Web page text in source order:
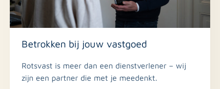
ramen.
Een groot pluspunt bevindt zich aan de achterzijde van
tuin en oprit toegankelijk vanaf de achterkant. Dit komt
uit op een ruim, met klinkers bestraat binnenterrein
Betrokken bij jouw vastgoed
Rotsvast is meer dan een dienstverlener – wij
zijn een partner die met je meedenkt.